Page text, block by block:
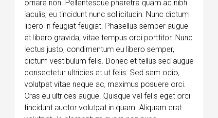
ornare non. Pellentesque pharetra quam ac nibh
iaculis, eu tincidunt nunc sollicitudin. Nunc dictum
libero in feugiat feugiat. Phasellus semper augue
et libero gravida, vitae tempus orci porttitor. Nunc
lectus justo, condimentum eu libero semper,
dictum vestibulum felis. Donec et tellus sed augue
consectetur ultricies et ut felis. Sed sem odio,
volutpat vitae neque ac, maximus posuere orci.
Cras eu ultrices augue. Quisque vel felis eget orci
tincidunt auctor volutpat in quam. Aliquam erat